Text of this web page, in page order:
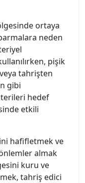
ortaya
neden
pişik
tahrişten
gibi
hedef
etkili
hafifletmek ve
almak
kuru ve
tahriş edici